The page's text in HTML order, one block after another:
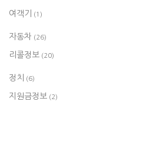
여객기 (1)
자동차 (26)
리콜정보 (20)
정치 (6)
지원금정보 (2)